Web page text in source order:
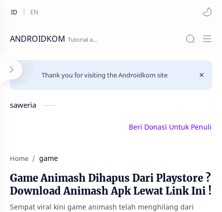
ANDROIDKOM
Thank you for visiting the Androidkom site
saweria
Beri Donasi Untuk Penulis |
Home game
Game Animash Dihapus Dari Playstore ?
Download Animash Apk Lewat Link Ini !
Sempat viral kini game animash telah menghilang dari